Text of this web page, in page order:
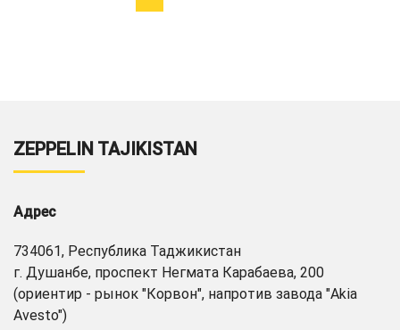
ZEPPELIN TAJIKISTAN
Адрес
734061, Республика Таджикистан
г. Душанбе, проспект Негмата Карабаева, 200
(ориентир - рынок "Корвон", напротив завода "Akia
Avesto")